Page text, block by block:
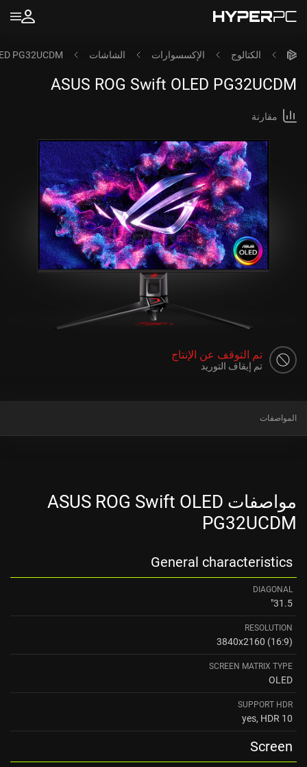
الكتالوج الإكسسوارات الشاشات PG32UCDM
ASUS ROG Swift OLED PG32UCDM
مقارنة
تم التوقف عن الإنتاج
تم إيقاف التوريد
المواصفات
مواصفات ASUS ROG Swift OLED
PG32UCDM
General characteristics
DIAGONAL
31.5"
RESOLUTION
3840x2160 (16:9)
SCREEN MATRIX TYPE
OLED
SUPPORT HDR
yes, HDR 10
Screen